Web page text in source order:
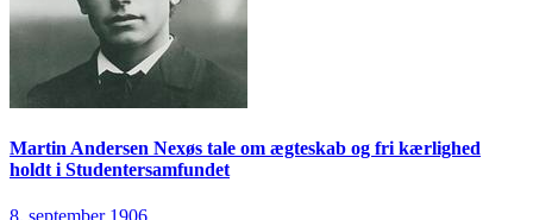
Martin Andersen Nexøs tale om ægteskab og fri kærlighed
holdt i Studentersamfundet